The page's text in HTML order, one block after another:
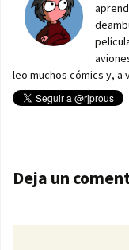
leo muchos cómics y, a
Deja un